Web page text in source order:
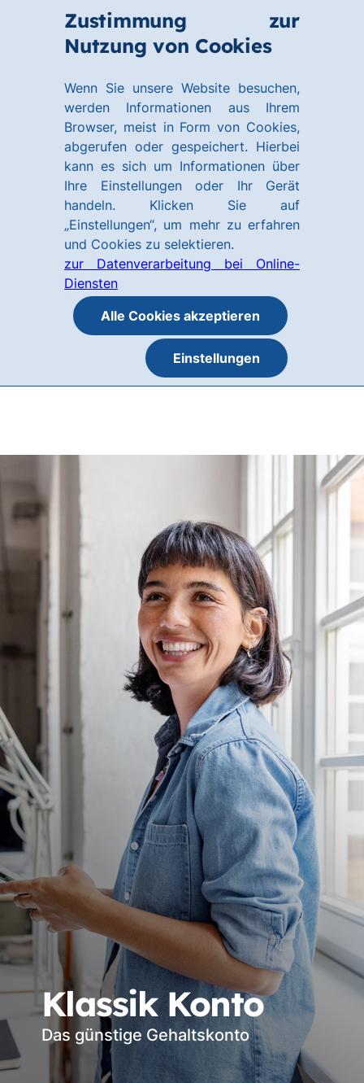
Zustimmung zur
Nutzung von Cookies
Wenn Sie unsere Website besuchen,
werden Informationen aus Ihrem
Browser, meist in Form von Cookies,
abgerufen oder gespeichert. Hierbei
kann es sich um Informationen über
Ihre Einstellungen oder Ihr Gerät
handeln. Klicken Sie auf
„Einstellungen“, um mehr zu erfahren
und Cookies zu selektieren.
zur Datenverarbeitung bei Online-
Diensten
Alle Cookies akzeptieren
Einstellungen
Hauptinhalt
Klassik Konto
Das günstige Gehaltskonto